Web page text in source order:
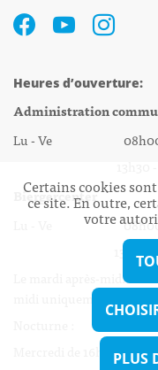
Heures d’ouverture:
Administration
Lu - Ve 08h00 -
Biergercenter
Lu - Ve 08h00 -
13h30 -
Le mardi après-midi et le
midi uniquement sur Rdv.
Mercredi de 16h00 -
Certains cookies
ce site. En outre,
votre
PLUS